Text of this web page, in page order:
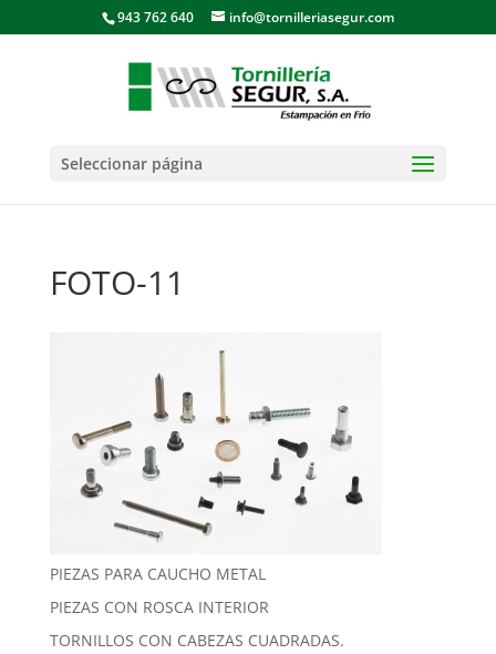
943 762 640 info@tornilleriasegur.com
Seleccionar página
FOTO-11
PIEZAS PARA CAUCHO METAL
PIEZAS CON ROSCA INTERIOR
TORNILLOS CON CABEZAS CUADRADAS.